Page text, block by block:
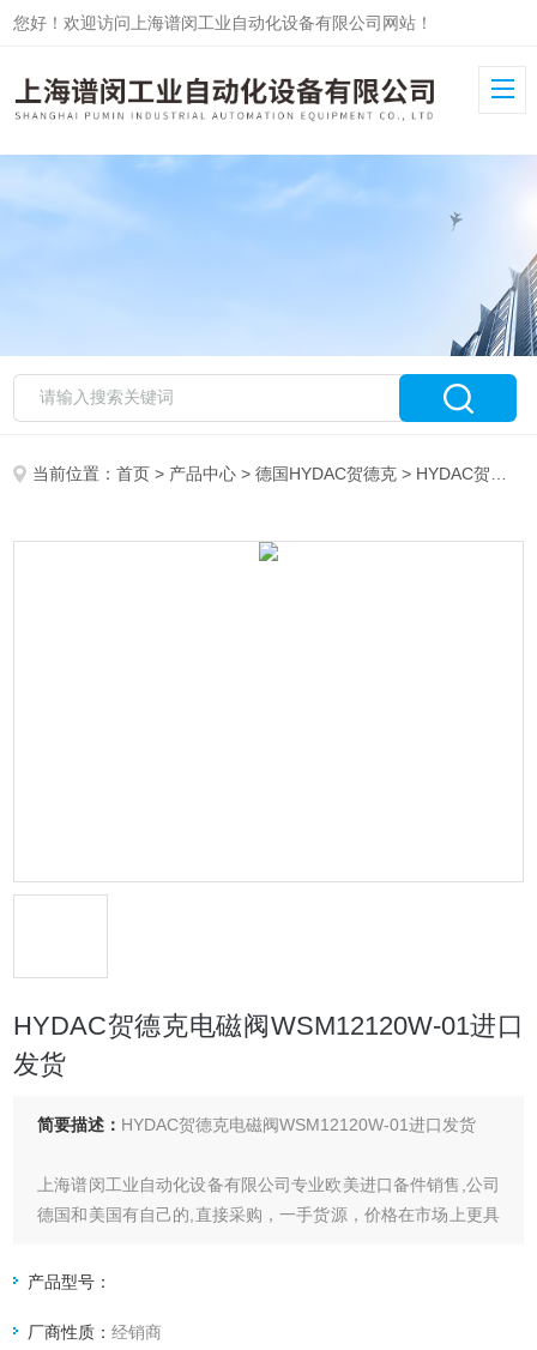
您好！欢迎访问上海谱闵工业自动化设备有限公司网站！
当前位置：首页 > 产品中心 >德国HYDAC贺德克 > HYDAC贺德克传感器
HYDAC贺德克电磁阀WSM12120W-01进口
发货
简要描述： HYDAC贺德克电磁阀WSM12120W-01进口发货
上海谱闵工业自动化设备有限公司专业欧美进口备件销售,公司
德国和美国有自己的,直接采购，一手货源，价格在市场上更具
货给我们提供固定折扣，确保我们给客户惠的价格。
产品型号：
厂商性质：经销商